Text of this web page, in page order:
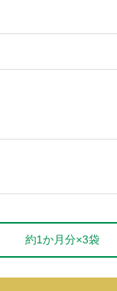
約1か月分×3袋